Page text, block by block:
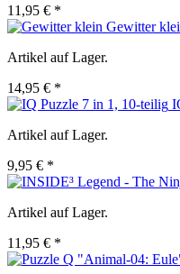
11,95 € *
Gewitter
Artikel auf Lager.
14,95 € *
Artikel auf Lager.
9,95 € *
Artikel auf Lager.
11,95 € *